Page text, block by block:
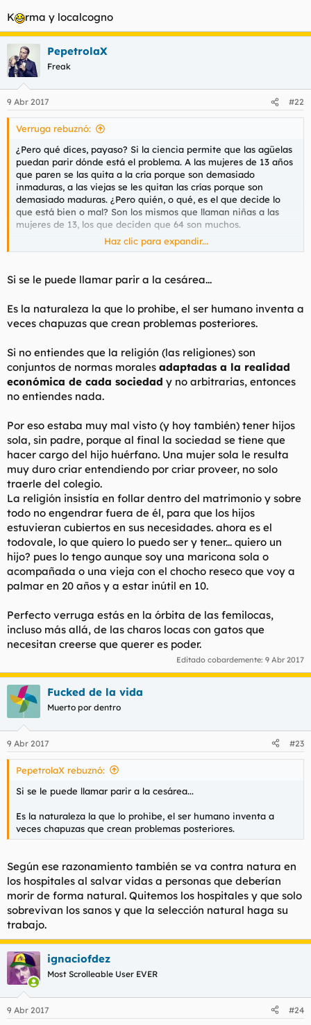
K rma y localcogno
PepetrolaX
Freak
9 Abr 2017 #22
Verruga rebuznó:
¿Pero qué dices, payaso? Si la ciencia permite que las agüelas
puedan parir dónde está el problema. A las mujeres de 13 años
que paren se las quita a la cría porque son demasiado
inmaduras, a las viejas se les quitan las crías porque son
demasiado maduras. ¿Pero quién, o qué, es el que decide lo
que está bien o mal? Son los mismos que llaman niñas a las
mujeres de 13, los que deciden que 64 son muchos.
¿Pero quiénes son esos seres superiores que deciden lo que
sociedades aplicando las normas ISO de la moralidad. Moldean
las sociedades a su voluntad, imbéciles como pepetrolax
que reciben, y lo que reciben son las órdenes de qué está bien
y qué no. Lo aceptable y no inaceptable, lo correcto y lo
funcionó a la iglesia católica, ahora ha mutado con
eufemismos pero sigue siendo la misma dicotomía. Lo bueno y
lo malo, como se ha educado de toda la vida a las bestias, si la
mula no tira del carro, zasca, porrascazo. Si la mula se porta
bien y es obediente, se le acaricia la cara y se le da una
El memo de pepetrolax es la mula que ha entendido el bien y
el mal, es el típico imbécil que dice lo que le han dicho que
diga, piensa lo que otros quieren que piense. Si un día pensase
por él mismo, le daría una embolia cerebral. Otro zurraspas de
la vida con las anteojeras y las riendas bien tensas para que no
se despiste del camino.
Haz clic para expandir...
Si se le puede llamar parir a la cesárea...
Es la naturaleza la que lo prohibe, el ser humano inventa a
veces chapuzas que crean problemas posteriores.
Si no entiendes que la religión (las religiones) son
conjuntos de normas morales adaptadas a la realidad
económica de cada sociedad y no arbitrarias, entonces
no entiendes nada.
Por eso estaba muy mal visto (y hoy también) tener hijos
sola, sin padre, porque al final la sociedad se tiene que
hacer cargo del hijo huérfano. Una mujer sola le resulta
muy duro criar entendiendo por criar proveer, no solo
traerle del colegio.
La religión insistía en follar dentro del matrimonio y sobre
todo no engendrar fuera de él, para que los hijos
estuvieran cubiertos en sus necesidades. ahora es el
todovale, lo que quiero lo puedo ser y tener... quiero un
hijo? pues lo tengo aunque soy una maricona sola o
acompañada o una vieja con el chocho reseco que voy a
palmar en 20 años y a estar inútil en 10.
Perfecto verruga estás en la órbita de las femilocas,
incluso más allá, de las charos locas con gatos que
necesitan creerse que querer es poder.
Editado cobardemente: 9 Abr 2017
Fucked de la vida
Muerto por dentro
9 Abr 2017 #23
PepetrolaX rebuznó:
Si se le puede llamar parir a la cesárea...
Es la naturaleza la que lo prohibe, el ser humano inventa a
veces chapuzas que crean problemas posteriores.
Según ese razonamiento también se va contra natura en
los hospitales al salvar vidas a personas que deberían
morir de forma natural. Quitemos los hospitales y que solo
sobrevivan los sanos y que la selección natural haga su
trabajo.
ignaciofdez
Most Scrolleable User EVER
9 Abr 2017 #24